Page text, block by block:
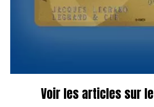
Voir les articles sur